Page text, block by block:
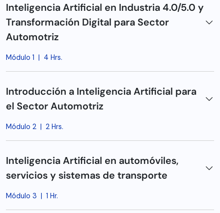
Inteligencia Artificial en Industria 4.0/5.0 y
Transformación Digital para Sector
Automotriz
Módulo 1 | 4 Hrs.
Introducción a Inteligencia Artificial para
el Sector Automotriz
Módulo 2 | 2 Hrs.
Inteligencia Artificial en automóviles,
servicios y sistemas de transporte
Módulo 3 | 1 Hr.